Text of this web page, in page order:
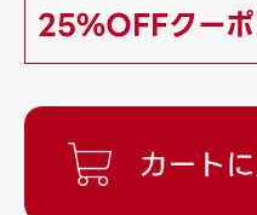
25%OFFクー